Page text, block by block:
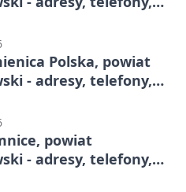
Polska, powiat
- adresy, telefony,
powiat
- adresy, telefony,